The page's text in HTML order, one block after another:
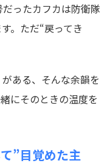
ったカフカは防衛隊
。ただ“戻ってき
ある、そんな余韻を
にそのときの温度を
”目覚めた主